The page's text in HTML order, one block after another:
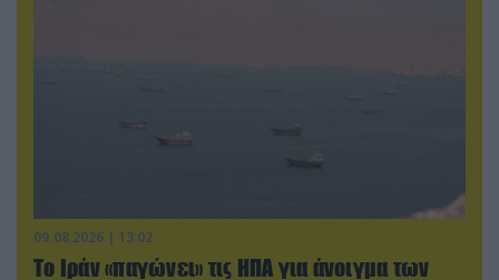
09.08.2026 | 13:02
Το Ιράν «παγώνει» τις ΗΠΑ για άνοιγμα των